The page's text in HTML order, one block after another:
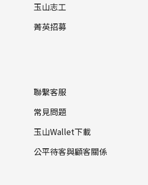
玉山志工
菁英招募
聯繫客服
常見問題
玉山Wallet下載
公平待客與顧客關係